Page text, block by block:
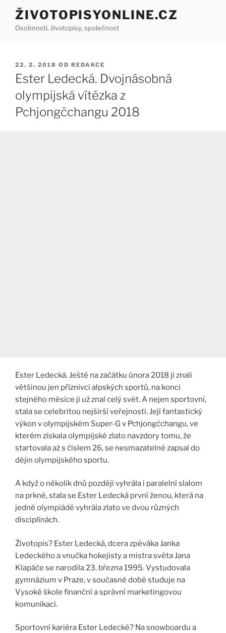
Přejít
obsahu
ŽIVOTOPISYONLINE.CZ
Osobnosti, životopisy, společnost
PUBLIKOVÁNO
22. 2. 2018 OD REDAKCE
Ester Ledecká. Dvojnásobná
olympijská vítězka z
Pchjongčchangu 2018
Ester Ledecká. Ještě na začátku února 2018 ji znali
většinou jen příznivci alpských sportů, na konci
stejného měsíce ji už znal celý svět. A nejen sportovní,
stala se celebritou nejširší veřejnosti. Její fantastický
výkon v olympijském Super-G v Pchjongčchangu, ve
kterém získala olympijské zlato navzdory tomu, že
startovala až s číslem 26, se nesmazatelně zapsal do
dějin olympijského sportu.
A když o několik dnů později vyhrála i paralelní slalom
na prkně, stala se Ester Ledecká první ženou, která na
jedné olympiádě vyhrála zlato ve dvou různých
disciplínách.
Životopis? Ester Ledecká, dcera zpěváka Janka
Ledeckého a vnučka hokejisty a mistra světa Jana
Klapáče se narodila 23. března 1995. Vystudovala
gymnázium v Praze, v současné době studuje na
Vysoké škole finanční a správní marketingovou
komunikaci.
Sportovní kariéra Ester Ledecké? Na snowboardu a